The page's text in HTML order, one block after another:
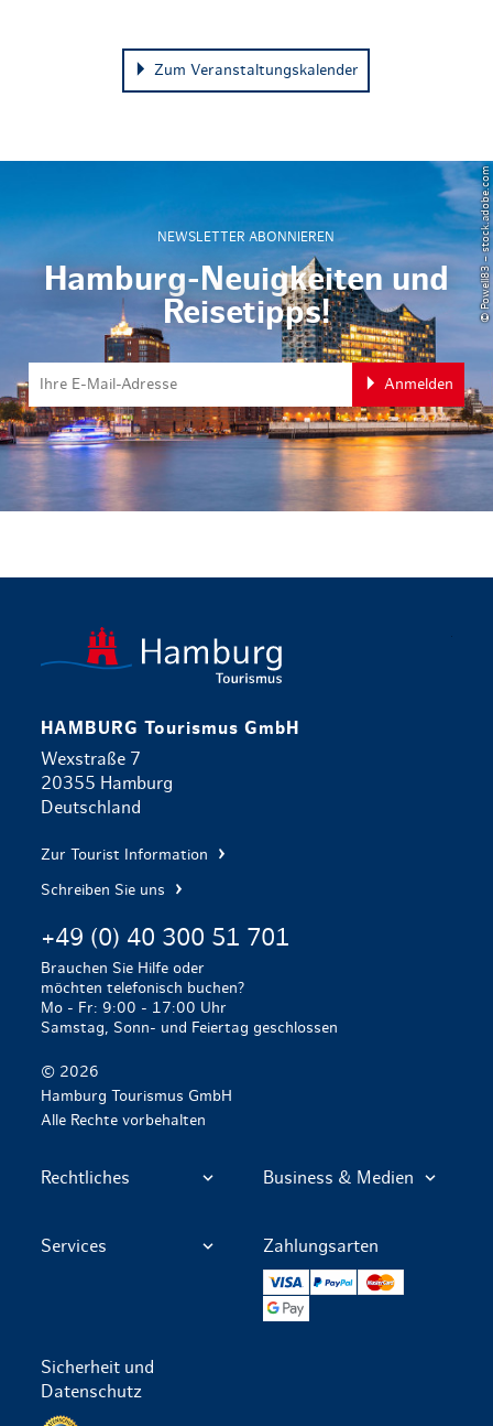
Zum Veranstaltungskalender
NEWSLETTER ABONNIEREN
Hamburg-Neuigkeiten und
Reisetipps!
Anmelden
© Powell83 – stock.adobe.com
HAMBURG Tourismus GmbH
Wexstraße 7
20355 Hamburg
Deutschland
Zur Tourist Information
Schreiben Sie uns
+49 (0) 40 300 51 701
Brauchen Sie Hilfe oder
möchten telefonisch buchen?
Mo - Fr: 9:00 - 17:00 Uhr
Samstag, Sonn- und Feiertag geschlossen
© 2026
Hamburg Tourismus GmbH
Alle Rechte vorbehalten
Rechtliches Business & Medien
Services Zahlungsarten
VISA PayPal
Sicherheit und
Datenschutz